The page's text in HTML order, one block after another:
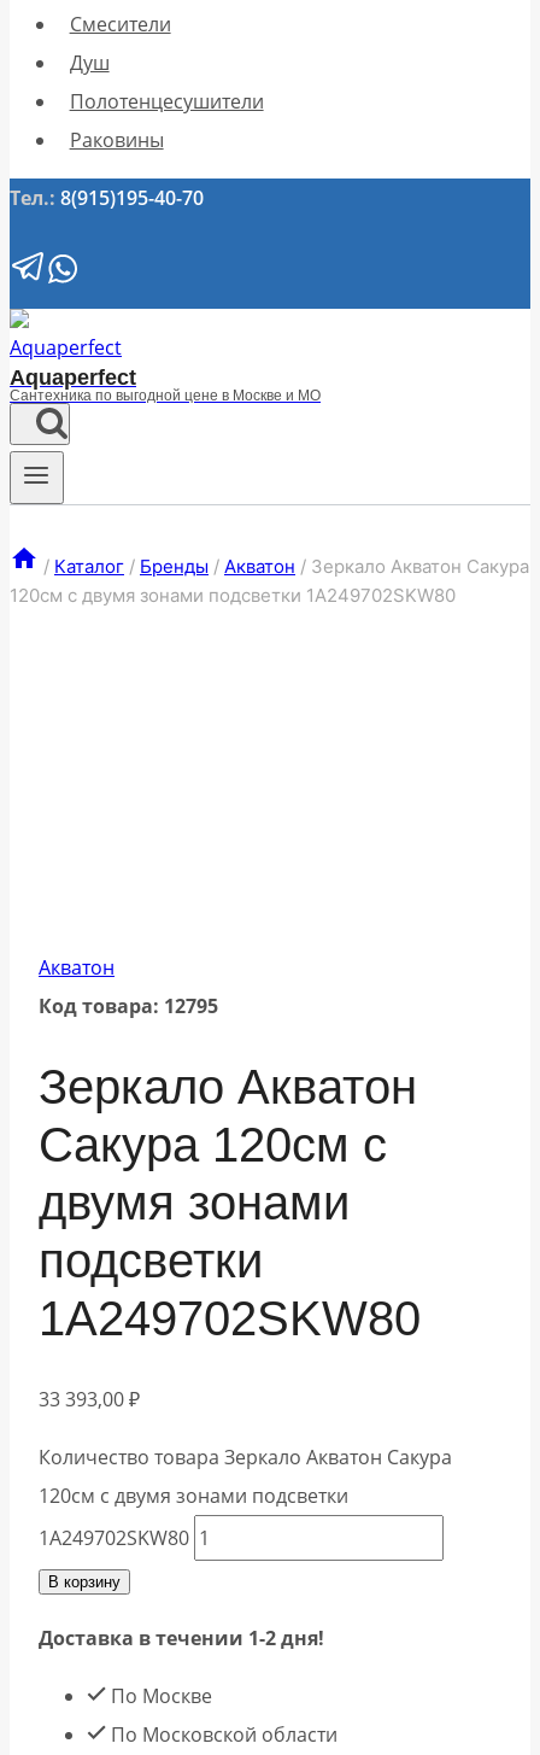
Смесители
Душ
Полотенцесушители
Раковины
Тел.: 8(915)195-40-70
Aquaperfect
Сантехника по выгодной цене в Москве и МО
/ Каталог / Бренды / Акватон / Зеркало Акватон Сакура
120см с двумя зонами подсветки 1A249702SKW80
Акватон
Код товара: 12795
Зеркало Акватон
Сакура 120см с
двумя зонами
подсветки
1A249702SKW80
33 393,00₽
Количество товара Зеркало Акватон Сакура
120см с двумя зонами подсветки
1A249702SKW80
В корзину
Доставка в течении 1-2 дня!
По Москве
По Московской области